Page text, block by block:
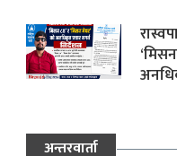
अन्तरवार्ता